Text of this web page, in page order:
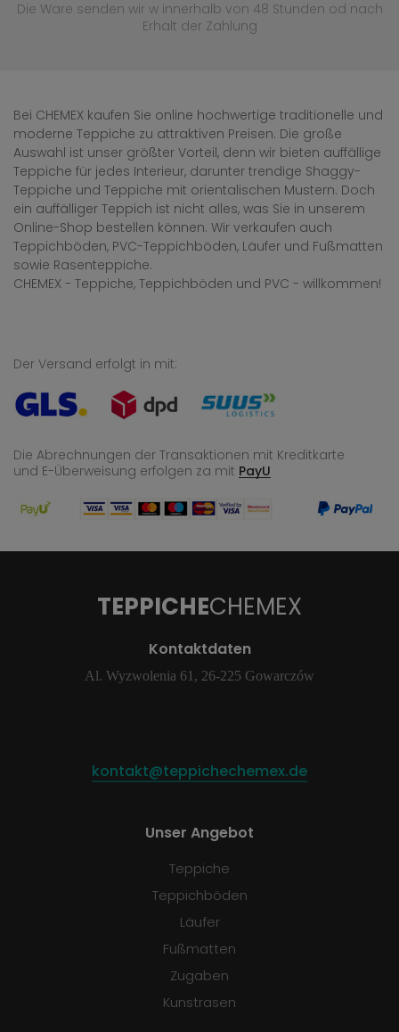
Die Ware senden wir w innerhalb von 48 Stunden od nach
Erhalt der Zahlung
Bei CHEMEX kaufen Sie online hochwertige traditionelle und
moderne Teppiche zu attraktiven Preisen. Die große
Auswahl ist unser größter Vorteil, denn wir bieten auffällige
Teppiche für jedes Interieur, darunter trendige Shaggy-
Teppiche und Teppiche mit orientalischen Mustern. Doch
ein auffälliger Teppich ist nicht alles, was Sie in unserem
Online-Shop bestellen können. Wir verkaufen auch
Teppichböden, PVC-Teppichböden, Läufer und Fußmatten
sowie Rasenteppiche.
CHEMEX - Teppiche, Teppichböden und PVC - willkommen!
Der Versand erfolgt in mit:
Die Abrechnungen der Transaktionen mit Kreditkarte
und E-Überweisung erfolgen za mit PayU
TEPPICHECHEMEX
Kontaktdaten
Al. Wyzwolenia 61, 26-225 Gowarczów
kontakt@teppichechemex.de
Unser Angebot
Teppiche
Teppichböden
Läufer
Fußmatten
Zugaben
Kunstrasen